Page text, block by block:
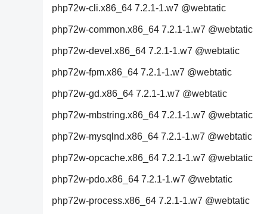
php72w-cli.x86_64 7.2.1-1.w7 @webtatic
php72w-common.x86_64 7.2.1-1.w7 @webtatic
php72w-devel.x86_64 7.2.1-1.w7 @webtatic
php72w-fpm.x86_64 7.2.1-1.w7 @webtatic
php72w-gd.x86_64 7.2.1-1.w7 @webtatic
php72w-mbstring.x86_64 7.2.1-1.w7 @webtatic
php72w-mysqlnd.x86_64 7.2.1-1.w7 @webtatic
php72w-opcache.x86_64 7.2.1-1.w7 @webtatic
php72w-pdo.x86_64 7.2.1-1.w7 @webtatic
php72w-process.x86_64 7.2.1-1.w7 @webtatic